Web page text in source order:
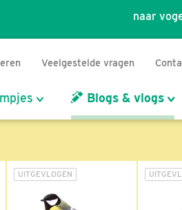
naar
Veelgestelde vragen
Blogs & vlogs
UITGEVLOGEN